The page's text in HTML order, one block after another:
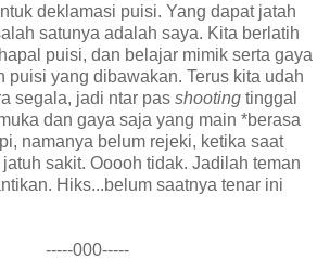
deklamasi puisi. Yang dapat jatah
satunya adalah saya. Kita berlatih
puisi, dan belajar mimik serta gaya
puisi yang dibawakan. Terus kita udah
segala, jadi ntar pas shooting tinggal
dan gaya saja yang main *berasa
namanya belum rejeki, ketika saat
sakit. Ooooh tidak. Jadilah teman
Hiks...belum saatnya tenar ini
-----000-----